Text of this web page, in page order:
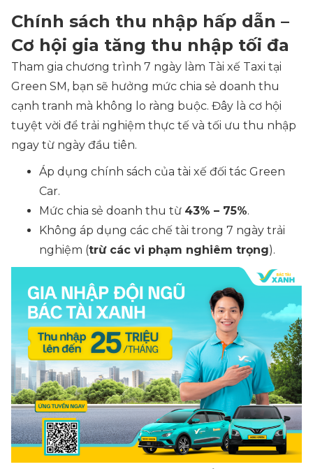
Chính sách thu nhập hấp dẫn –
Cơ hội gia tăng thu nhập tối đa
Tham gia chương trình 7 ngày làm Tài xế Taxi tại
Green SM, bạn sẽ hưởng mức chia sẻ doanh thu
cạnh tranh mà không lo ràng buộc. Đây là cơ hội
tuyệt vời để trải nghiệm thực tế và tối ưu thu nhập
ngay từ ngày đầu tiên.
Áp dụng chính sách của tài xế đối tác Green
Car.
Mức chia sẻ doanh thu từ 43% – 75%.
Không áp dụng các chế tài trong 7 ngày trải
nghiệm (trừ các vi phạm nghiêm trọng).